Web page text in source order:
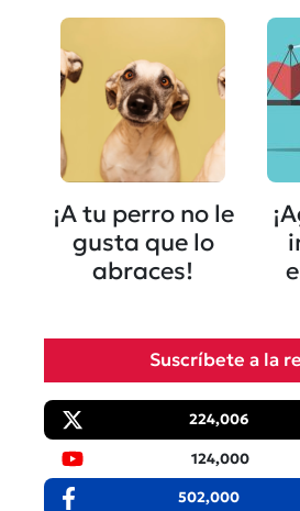
¡A tu perro no le
gusta que lo
abraces!
Suscríbete a la
224,006
124,000
502,000